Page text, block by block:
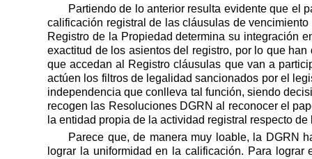
Partiendo de lo anterior resulta evidente que
calificación registral de las cláusulas de
Registro de la Propiedad determina su integración
exactitud de los asientos del registro, por lo que han
que accedan al Registro cláusulas que van a
actúen los filtros de legalidad sancionados por el
independencia que conlleva tal función, siendo
recogen las Resoluciones DGRN al reconocer el
la entidad propia de la actividad registral respecto
Parece que, de manera muy loable, la DGRN
lograr la uniformidad en la calificación. Para